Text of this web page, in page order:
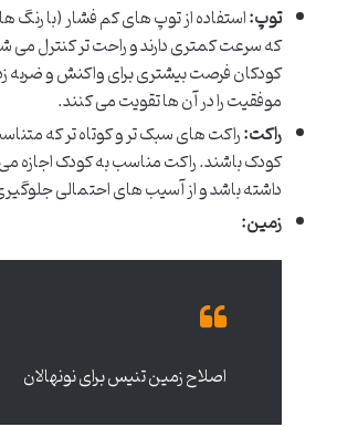
توپ:استفاده از توپ های کم فشار (با رنگ
که سرعت کمتری دارند و راحت تر کنترل می
کودکان فرصت بیشتری برای واکنش و
موفقیت را در آن ها تقویت می کنند.
راکت:راکت های سبک تر و کوتاه تر که
کودک باشند. راکت مناسب به کودک اجازه
داشته باشد و از آسیب های احتمالی
زمین:
اصلاح زمین تنیس برای نونهالان